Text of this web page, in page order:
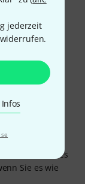
jederzeit
Es ist sehr
Case dieser
es
das Tragen
anderen
anbietet.
ist dieses
Sie es wie